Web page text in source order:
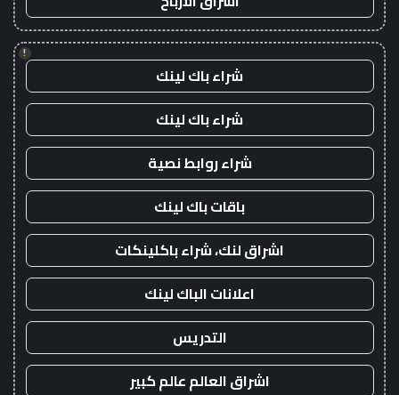
!
شراء باك لينك
شراء باك لينك
شراء روابط نصية
باقات باك لينك
اشراق لنك، شراء باكلينكات
اعلانات الباك لينك
التدريس
اشراق العالم عالم كبير